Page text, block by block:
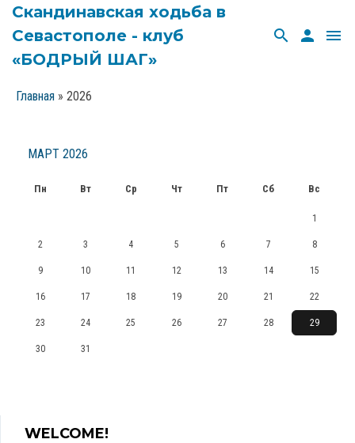
Скандинавская ходьба в
Севастополе - клуб
«БОДРЫЙ ШАГ»
search person menu
Главная » 2026
МАРТ 2026
Пн Вт Ср Чт Пт Сб Вс
1
2 3 4 5 6 7 8
9 10 11 12 13 14 15
16 17 18 19 20 21 22
23 24 25 26 27 28 29
30 31
WELCOME!